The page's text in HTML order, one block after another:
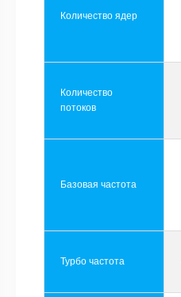
Количество ядер
Количество
потоков
Базовая частота
Турбо частота